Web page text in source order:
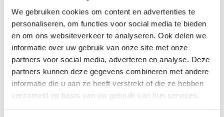
We gebruiken cookies om content en advertenties te
personaliseren, om functies voor social media te bieden
en om ons websiteverkeer te analyseren. Ook delen we
informatie over uw gebruik van onze site met onze
partners voor social media, adverteren en analyse. Deze
partners kunnen deze gegevens combineren met andere
informatie die u aan ze heeft verstrekt of die ze hebben
verzameld op basis van uw gebruik van hun services.
der Eigentümernachfolge. Wir freuen uns, zwei
weitere Unternehmen in der Erreichung ihrer
Ziele unterstützen zu können", sagt Marc
Reinhardt, Managing Partner von Marktlink Zürich,
über die Akquisition.